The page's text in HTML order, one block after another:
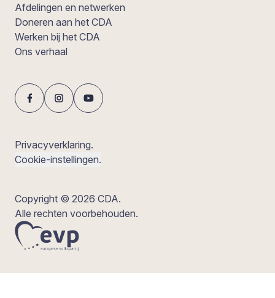
Afdelingen en netwerken
Doneren aan het CDA
Werken bij het CDA
Ons verhaal
Privacyverklaring.
Cookie-instellingen.
Copyright © 2026 CDA.
Alle rechten voorbehouden.